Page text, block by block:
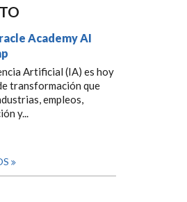
Academy AI
Artificial (IA) es hoy
transformación que
empleos,
y...